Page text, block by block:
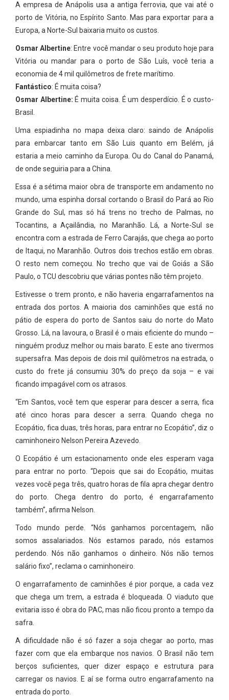
A empresa de Anápolis usa a antiga ferrovia, que vai até o
porto de Vitória, no Espírito Santo. Mas para exportar para a
Europa, a Norte-Sul baixaria muito os custos.
Osmar Albertine: Entre você mandar o seu produto hoje para
Vitória ou mandar para o porto de São Luís, você teria a
economia de 4 mil quilômetros de frete marítimo.
Fantástico: É muita coisa?
Osmar Albertine: É muita coisa. É um desperdício. É o custo-
Brasil.
Uma espiadinha no mapa deixa claro: saindo de Anápolis
para embarcar tanto em São Luis quanto em Belém, já
estaria a meio caminho da Europa. Ou do Canal do Panamá,
de onde seguiria para a China.
Essa é a sétima maior obra de transporte em andamento no
mundo, uma espinha dorsal cortando o Brasil do Pará ao Rio
Grande do Sul, mas só há trens no trecho de Palmas, no
Tocantins, a Açailândia, no Maranhão. Lá, a Norte-Sul se
encontra com a estrada de Ferro Carajás, que chega ao porto
de Itaqui, no Maranhão. Outros dois trechos estão em obras.
O resto nem começou. No trecho que vai de Goiás a São
Paulo, o TCU descobriu que várias pontes não têm projeto.
Estivesse o trem pronto, e não haveria engarrafamentos na
entrada dos portos. A maioria dos caminhões que está no
pátio de espera do porto de Santos saiu do norte do Mato
Grosso. Lá, na lavoura, o Brasil é o mais eficiente do mundo –
ninguém produz melhor ou mais barato. E este ano tivermos
supersafra. Mas depois de dois mil quilômetros na estrada, o
custo do frete já consumiu 30% do preço da soja – e vai
ficando impagável com os atrasos.
“Em Santos, você tem que esperar para descer a serra, fica
até cinco horas para descer a serra. Quando chega no
Ecopátio, fica duas, três horas, para entrar no Ecopátio”, diz o
caminhoneiro Nelson Pereira Azevedo.
O Ecopátio é um estacionamento onde eles esperam vaga
para entrar no porto. “Depois que sai do Ecopátio, muitas
vezes você pega três, quatro horas de fila apra chegar dentro
do porto. Chega dentro do porto, é engarrafamento
também”, afirma Nelson.
Todo mundo perde. “Nós ganhamos porcentagem, não
somos assalariados. Nós estamos parado, nós estamos
perdendo. Nós não ganhamos o dinheiro. Nós não temos
salário fixo”, reclama o caminhoneiro.
O engarrafamento de caminhões é pior porque, a cada vez
que chega um trem, a estrada é bloqueada. O viaduto que
evitaria isso é obra do PAC, mas não ficou pronto a tempo da
safra.
A dificuldade não é só fazer a soja chegar ao porto, mas
fazer com que ela embarque nos navios. O Brasil não tem
berços suficientes, quer dizer espaço e estrutura para
carregar os navios. E aí se forma outro engarrafamento na
entrada do porto.